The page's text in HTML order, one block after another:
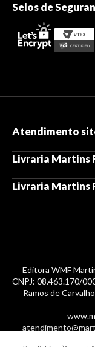
Selos de
Atendimento
Livraria Martins
Livraria Martins
Editora WMF
CNPJ: 08.463.170/
Ramos de